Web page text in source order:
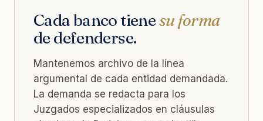
Cada banco tienesu forma
de defenderse.
Mantenemos archivo de la línea
argumental de cada entidad demandada.
La demanda se redacta para los
Juzgados especializados en cláusulas